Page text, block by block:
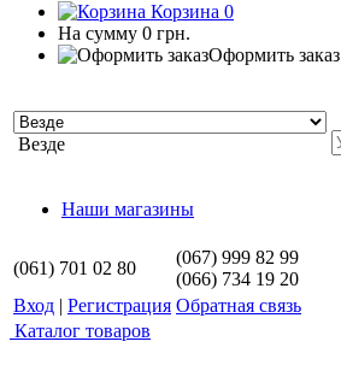
Корзина 0
На сумму 0 грн.
Оформить заказ
Везде
Наши магазины
(061) 701 02 80
(067) 999 82 99
(066) 734 19 20
Вход | Регистрация Обратная связь
Каталог товаров